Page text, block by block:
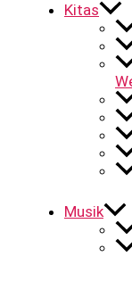
Kitas
Musik